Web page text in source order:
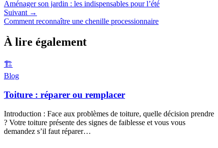
Aménager son jardin : les indispensables pour l’été
Suivant →
Comment reconnaître une chenille processionnaire
À lire également
🏗️
Blog
Toiture : réparer ou remplacer
Introduction : Face aux problèmes de toiture, quelle décision prendre
? Votre toiture présente des signes de faiblesse et vous vous
demandez s’il faut réparer…